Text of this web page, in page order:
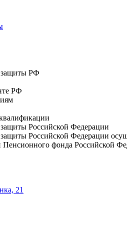
защиты РФ
РФ
Российской Федерации
Российской Федерации
Пенсионного фонда Российской
21